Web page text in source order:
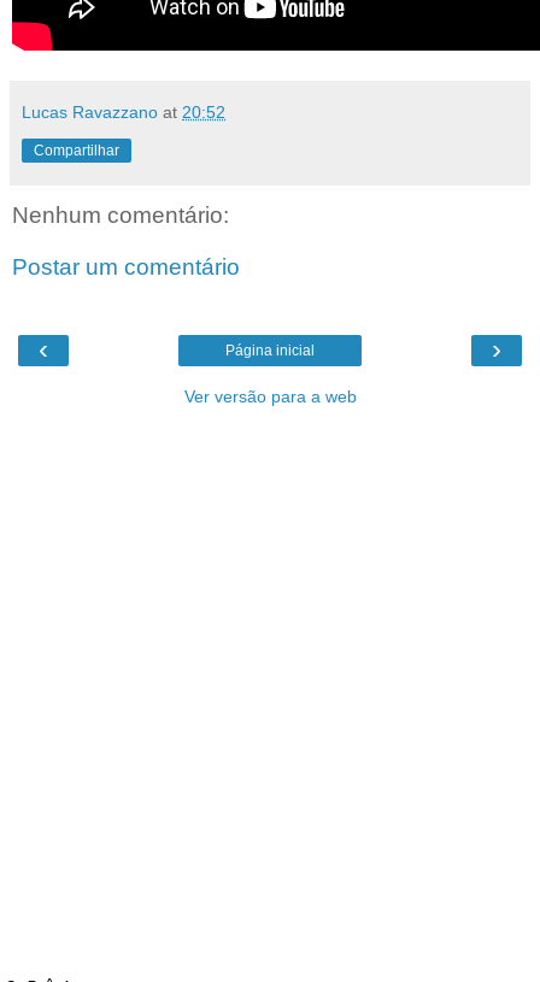
Lucas Ravazzano at 20:52
Compartilhar
Nenhum comentário:
Postar um comentário
‹ ›
Página inicial
Ver versão para a web